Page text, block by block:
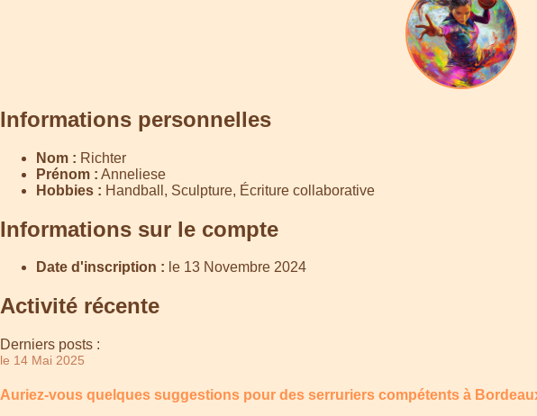
Informations personnelles
Nom : Richter
Prénom : Anneliese
Hobbies : Handball, Sculpture, Écriture collaborative
Informations sur le compte
Date d'inscription : le 13 Novembre 2024
Activité récente
Derniers posts :
le 14 Mai 2025
Auriez-vous quelques suggestions pour des serruriers compétents à